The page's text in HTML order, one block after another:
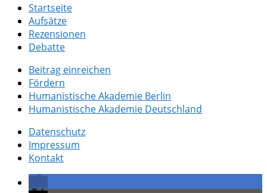
Startseite
Aufsätze
Rezensionen
Debatte
Beitrag einreichen
Fördern
Humanistische Akademie Berlin
Humanistische Akademie Deutschland
Datenschutz
Impressum
Kontakt